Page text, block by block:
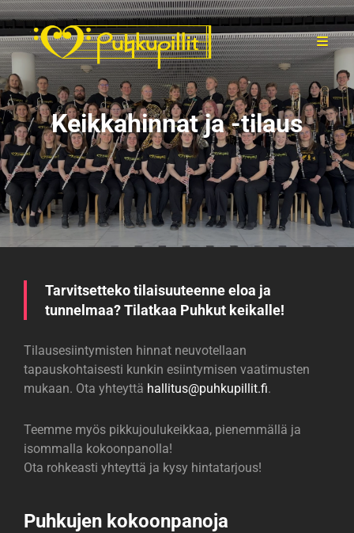
Keikkahinnat ja -tilaus
Tarvitsetteko tilaisuuteenne eloa ja
tunnelmaa? Tilatkaa Puhkut keikalle!
Tilausesiintymisten hinnat neuvotellaan
tapauskohtaisesti kunkin esiintymisen vaatimusten
mukaan. Ota yhteyttä hallitus@puhkupillit.fi.
Teemme myös pikkujoulukeikkaa, pienemmällä ja
isommalla kokoonpanolla!
Ota rohkeasti yhteyttä ja kysy hintatarjous!
Puhkujen kokoonpanoja